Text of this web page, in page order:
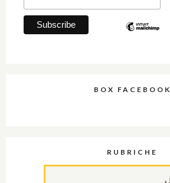
BOX FACEBOOK
RUBRICHE